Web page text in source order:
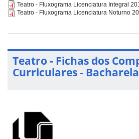
Teatro - Fluxograma Licenciatura Integral
Teatro - Fluxograma Licenciatura Noturno
Teatro - Fichas dos
Curriculares -